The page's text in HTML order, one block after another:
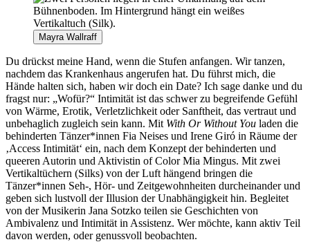
Mayra Wallraff
Du drückst meine Hand, wenn die Stufen anfangen. Wir tanzen,
nachdem das Krankenhaus angerufen hat. Du führst mich, die
Hände halten sich, haben wir doch ein Date? Ich sage danke und du
fragst nur: „Wofür?“ Intimität ist das schwer zu begreifende Gefühl
von Wärme, Erotik, Verletzlichkeit oder Sanftheit, das vertraut und
unbehaglich zugleich sein kann. Mit With Or Without You laden die
behinderten Tänzer*innen Fia Neises und Irene Giró in Räume der
‚Access Intimität‘ ein, nach dem Konzept der behinderten und
queeren Autorin und Aktivistin of Color Mia Mingus. Mit zwei
Vertikaltüchern (Silks) von der Luft hängend bringen die
Tänzer*innen Seh-, Hör- und Zeitgewohnheiten durcheinander und
geben sich lustvoll der Illusion der Unabhängigkeit hin. Begleitet
von der Musikerin Jana Sotzko teilen sie Geschichten von
Ambivalenz und Intimität in Assistenz. Wer möchte, kann aktiv Teil
davon werden, oder genussvoll beobachten.